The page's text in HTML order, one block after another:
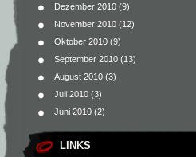
Dezember 2010 (9)
November 2010 (12)
Oktober 2010 (9)
September 2010 (13)
August 2010 (3)
Juli 2010 (3)
Juni 2010 (2)
LINKS